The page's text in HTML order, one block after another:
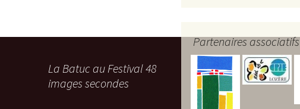
Partenaires associatifs
La Batuc au Festival 48
images secondes